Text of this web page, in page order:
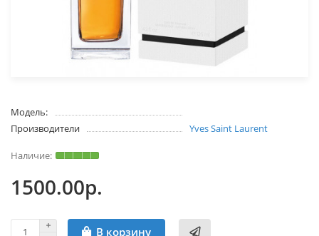
Модель:
Производители
Yves Saint Laurent
1500.00р.
В корзину